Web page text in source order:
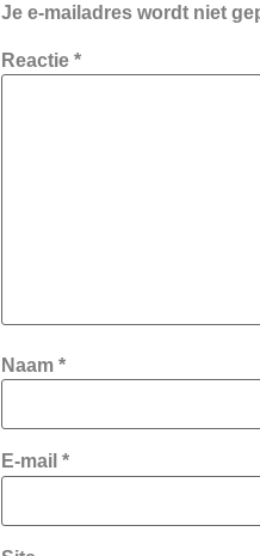
Je e-mailadres wordt niet
Reactie *
Naam *
E-mail *